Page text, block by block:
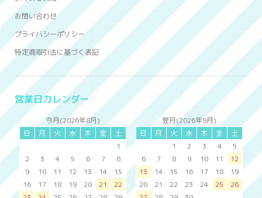
お問い合わせ
プライバシーポリシー
特定商取引法に基づく表記
営業日カレンダー
今月(2026年8月)
日
月 火 水 木 金
土
1
2
3 4 5 6 7
8
9
10 11 12 13 14
15
16
17 18 19 20 21
22
翌月(2026年9月)
日
月 火 水 木 金
土
1
2 3 4
5
6
7 8 9 10 11
12
13
14 15 16 17 18
19
20
21 22 23 24 25
26